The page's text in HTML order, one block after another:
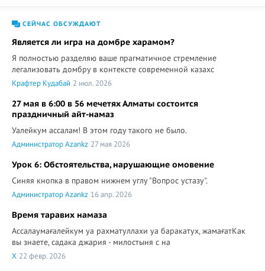
СЕЙЧАС ОБСУЖДАЮТ
Является ли игра на домбре харамом?
Я полностью разделяю ваше прагматичное стремление
легализовать домбру в контексте современной казахс
Крафтер Кудабай 2 июл. 2026
27 мая в 6:00 в 56 мечетях Алматы состоится
праздничный айт-намаз
Уалейкум ассалам! В этом году такого не было.
Администратор Azankz 27 мая 2026
Урок 6: Обстоятельства, нарушающие омовение
Синяя кнопка в правом нижнем углу "Вопрос устазу".
Администратор Azankz 16 апр. 2026
Время таравих намаза
Ассалаумағалейкум уа рахматуллахи уа баракатух, жамағатКак
вы знаете, садака джария - милостыня с на
X 22 февр. 2026